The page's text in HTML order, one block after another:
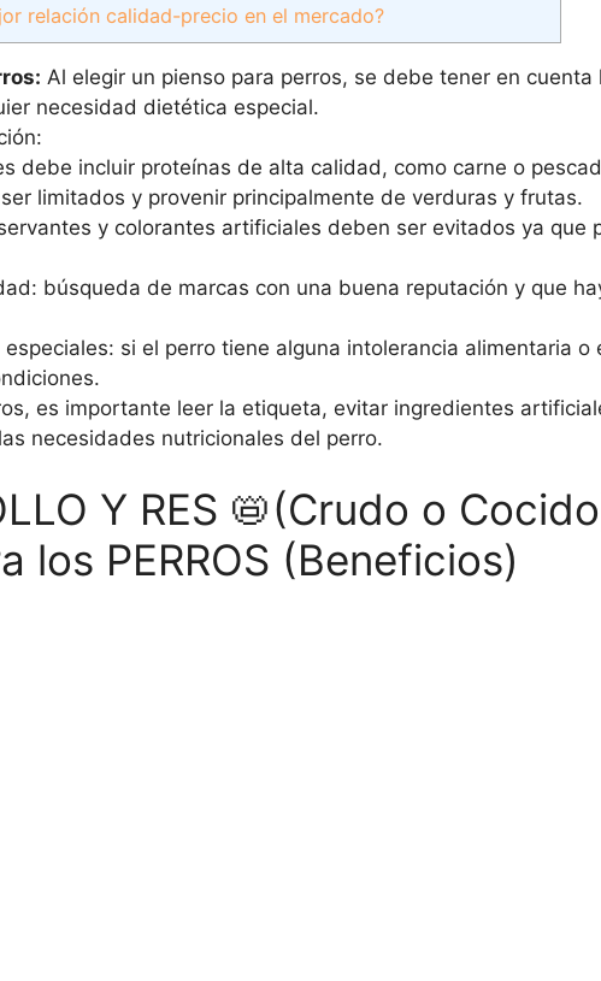
relación calidad-precio en el mercado?
Al elegir un pienso para perros, se debe tener en
necesidad dietética especial.
debe incluir proteínas de alta calidad, como carne o
limitados y provenir principalmente de verduras y frutas.
y colorantes artificiales deben ser evitados ya que
búsqueda de marcas con una buena reputación y que
si el perro tiene alguna intolerancia alimentaria o
es importante leer la etiqueta, evitar ingredientes
necesidades nutricionales del perro.
Y RES 📛(Crudo o
los PERROS (Beneficios)